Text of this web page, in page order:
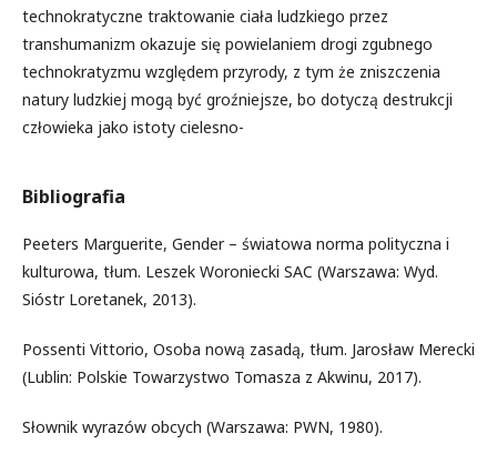
technokratyczne traktowanie ciała ludzkiego przez
transhumanizm okazuje się powielaniem drogi zgubnego
technokratyzmu względem przyrody, z tym że zniszczenia
natury ludzkiej mogą być groźniejsze, bo dotyczą destrukcji
człowieka jako istoty cielesno-
Bibliografia
Peeters Marguerite, Gender – światowa norma polityczna i
kulturowa, tłum. Leszek Woroniecki SAC (Warszawa: Wyd.
Sióstr Loretanek, 2013).
Possenti Vittorio, Osoba nową zasadą, tłum. Jarosław Merecki
(Lublin: Polskie Towarzystwo Tomasza z Akwinu, 2017).
Słownik wyrazów obcych (Warszawa: PWN, 1980).